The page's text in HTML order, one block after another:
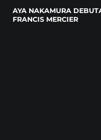
AYA NAKAMURA
FRANCIS MERCIER